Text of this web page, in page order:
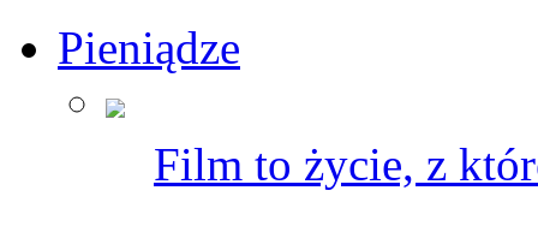
Pieniądze
Film to życie, z